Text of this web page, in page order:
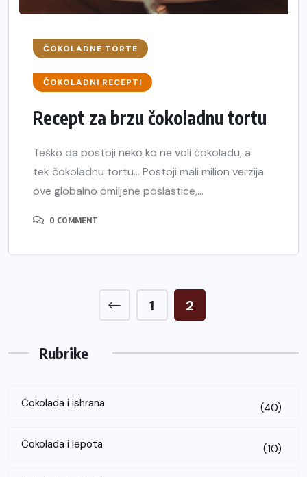
ČOKOLADNE TORTE
ČOKOLADNI RECEPTI
Recept za brzu čokoladnu tortu
Teško da postoji neko ko ne voli čokoladu, a
tek čokoladnu tortu… Postoji mali milion verzija
ove globalno omiljene poslastice,...
0 COMMENT
1 2
Rubrike
Čokolada i ishrana (40)
Čokolada i lepota (10)